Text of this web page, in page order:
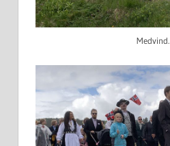
Medvind.